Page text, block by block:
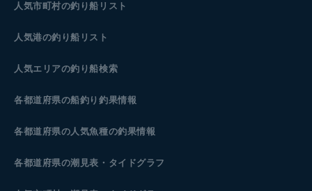
人気市町村の釣り船リスト
人気港の釣り船リスト
人気エリアの釣り船検索
各都道府県の船釣り釣果情報
各都道府県の人気魚種の釣果情報
各都道府県の潮見表 ・タイドグラフ